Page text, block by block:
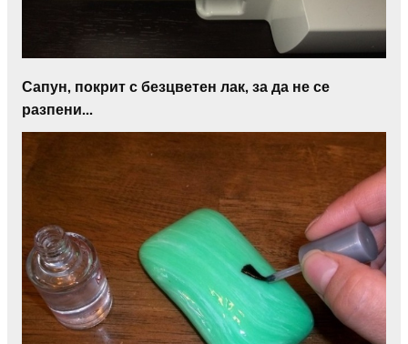
Сапун, покрит с безцветен лак, за да не се
разпени…